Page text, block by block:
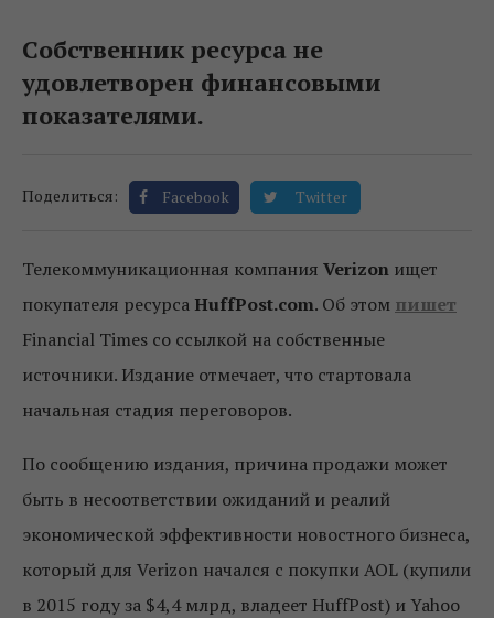
Собственник ресурса не
удовлетворен финансовыми
показателями.
Поделиться: Facebook Twitter
Телекоммуникационная компания Verizon ищет
покупателя ресурса HuffPost.com. Об этом пишет
Financial Times со ссылкой на собственные
источники. Издание отмечает, что стартовала
начальная стадия переговоров.
По сообщению издания, причина продажи может
быть в несоответствии ожиданий и реалий
экономической эффективности новостного бизнеса,
который для Verizon начался с покупки AOL (купили
в 2015 году за $4,4 млрд, владеет HuffPost) и Yahoo